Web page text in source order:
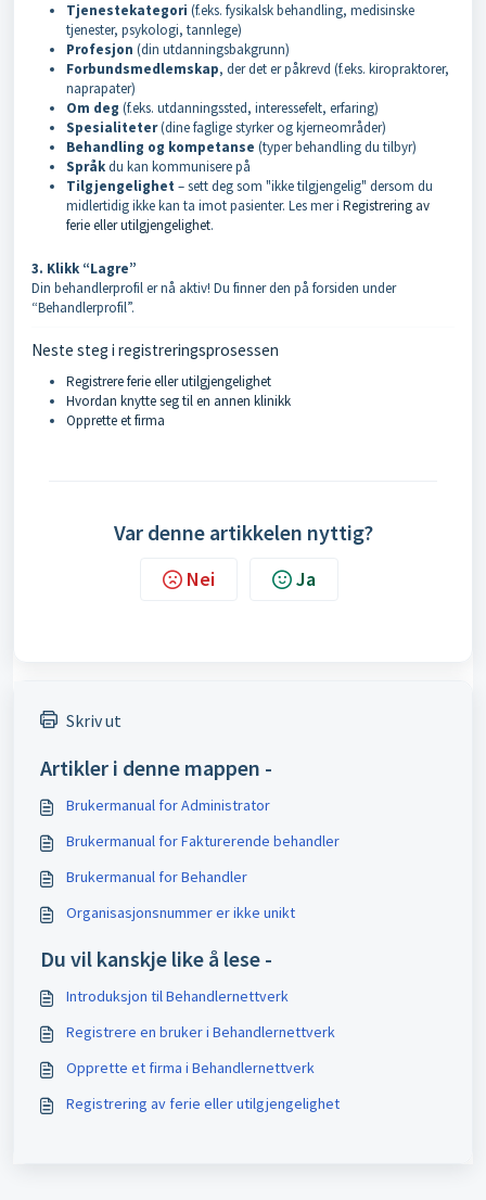
Tjenestekategori (f.eks. fysikalsk behandling, medisinske
tjenester, psykologi, tannlege)
Profesjon (din utdanningsbakgrunn)
Forbundsmedlemskap, der det er påkrevd (f.eks. kiropraktorer,
naprapater)
Om deg (f.eks. utdanningssted, interessefelt, erfaring)
Spesialiteter(dine faglige styrker og kjerneområder)
Behandling og kompetanse (typer behandling du tilbyr)
Språkdu kan kommunisere på
Tilgjengelighet – sett deg som "ikke tilgjengelig" dersom du
midlertidig ikke kan ta imot pasienter. Les mer i Registrering av
ferie eller utilgjengelighet.
3. Klikk “Lagre”
Din behandlerprofil er nå aktiv! Du finner den på forsiden under
“Behandlerprofil”.
Neste steg i registreringsprosessen
Registrere ferie eller utilgjengelighet
Hvordan knytte seg til en annen klinikk
Opprette et firma
Var denne artikkelen nyttig?
Nei Ja
Skriv ut
Artikler i denne mappen -
Brukermanual for Administrator
Brukermanual for Fakturerende behandler
Brukermanual for Behandler
Organisasjonsnummer er ikke unikt
Du vil kanskje like å lese -
Introduksjon til Behandlernettverk
Registrere en bruker i Behandlernettverk
Opprette et firma i Behandlernettverk
Registrering av ferie eller utilgjengelighet